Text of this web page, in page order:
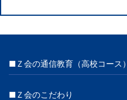
■Ｚ会の通信教育（高校コース）
■Ｚ会のこだわり